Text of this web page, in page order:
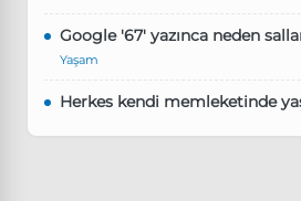
Google '67' yazınca neden
Yaşam
Herkes kendi memleketinde